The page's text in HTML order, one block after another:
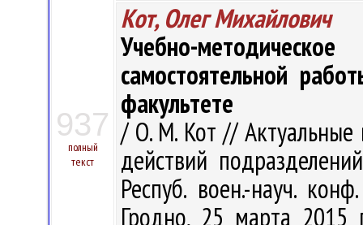
937
полный
текст
Кот, Олег Михайлович
Учебно-
самостоятельной
факультете
/ О. М. Кот // Актуальные
действий
Респуб. воен.-науч.
Гродно, 25 марта